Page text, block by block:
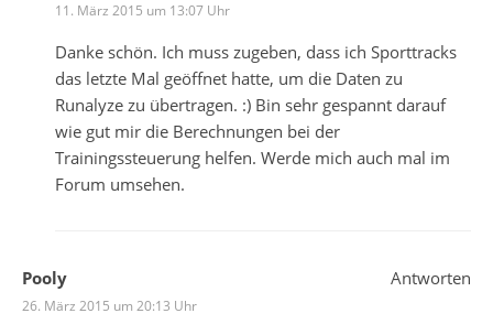
11. März 2015 um 13:07 Uhr
Danke schön. Ich muss zugeben, dass ich Sporttracks
das letzte Mal geöffnet hatte, um die Daten zu
Runalyze zu übertragen. :) Bin sehr gespannt darauf
wie gut mir die Berechnungen bei der
Trainingssteuerung helfen. Werde mich auch mal im
Forum umsehen.
Pooly
26. März 2015 um 20:13 Uhr
Antworten